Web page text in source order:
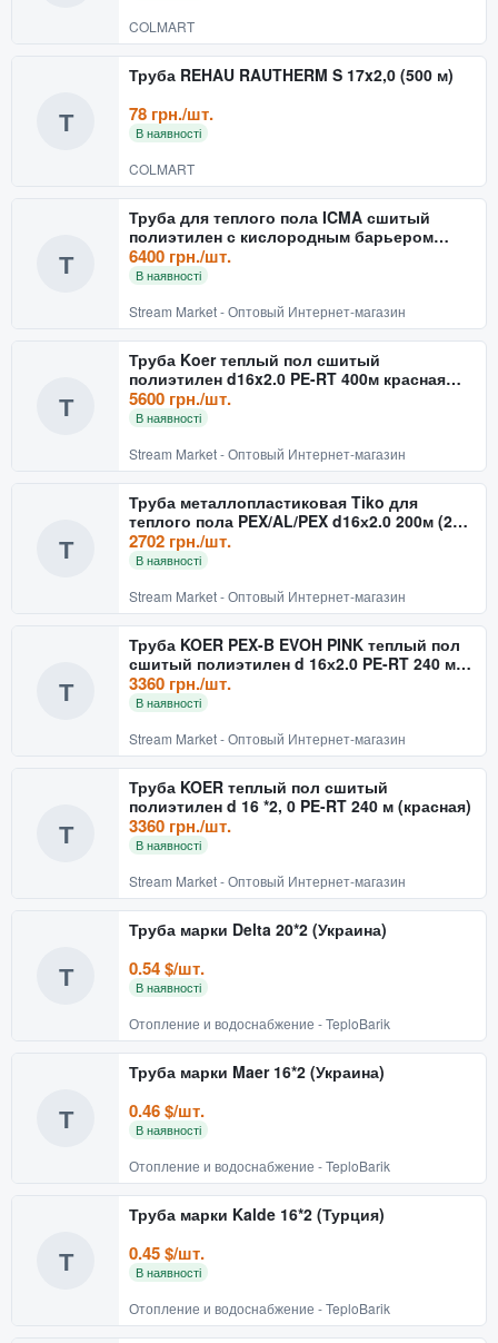
COLMART
Т
Труба REHAU RAUTHERM S 17x2,0 (500 м)
78 грн./шт.
В наявності
COLMART
Т
Труба для теплого пола ICMA сшитый
полиэтилен с кислородным барьером
d16х2.0 (200 м)
6400 грн./шт.
В наявності
Stream Market - Оптовый Интернет-магазин
Т
Труба Koer теплый пол сшитый
полиэтилен d16x2.0 PE-RT 400м красная
(400 м)
5600 грн./шт.
В наявності
Stream Market - Оптовый Интернет-магазин
Т
Труба металлопластиковая Tiko для
теплого пола PEX/AL/PEX d16х2.0 200м (200
м)
2702 грн./шт.
В наявності
Stream Market - Оптовый Интернет-магазин
Т
Труба KOER PEX-B EVOH PINK теплый пол
сшитый полиэтилен d 16х2.0 PE-RT 240 м
(240 м)
3360 грн./шт.
В наявності
Stream Market - Оптовый Интернет-магазин
Т
Труба KOER теплый пол сшитый
полиэтилен d 16 *2, 0 PE-RT 240 м (красная)
3360 грн./шт.
В наявності
Stream Market - Оптовый Интернет-магазин
Т
Труба марки Delta 20*2 (Украина)
0.54 $/шт.
В наявності
Отопление и водоснабжение - TeploBarik
Т
Труба марки Maer 16*2 (Украина)
0.46 $/шт.
В наявності
Отопление и водоснабжение - TeploBarik
Т
Труба марки Kalde 16*2 (Турция)
0.45 $/шт.
В наявності
Отопление и водоснабжение - TeploBarik